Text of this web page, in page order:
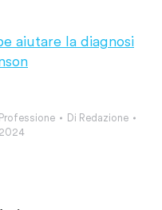
aiutare la diagnosi
Professione Di Redazione